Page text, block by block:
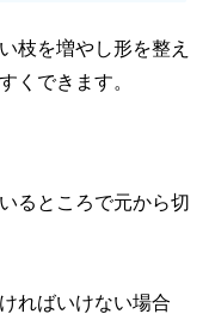
枝を増やし形を整え
くできます。
るところで元から切
ればいけない場合